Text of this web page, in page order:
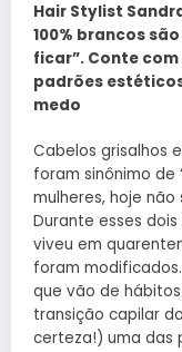
Hair Stylist
100% brancos
ficar”. Conte
padrões
medo
Cabelos grisalhos
foram sinônimo de
mulheres, hoje
Durante esses
viveu em
foram
que vão de
transição capilar
certeza!) uma das